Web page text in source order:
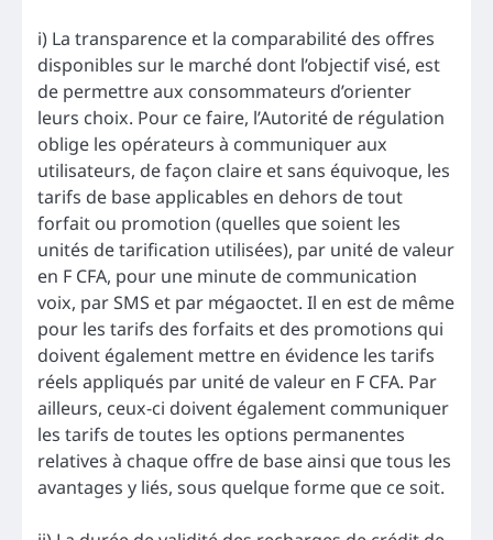
i) La transparence et la comparabilité des offres
disponibles sur le marché dont l’objectif visé, est
de permettre aux consommateurs d’orienter
leurs choix. Pour ce faire, l’Autorité de régulation
oblige les opérateurs à communiquer aux
utilisateurs, de façon claire et sans équivoque, les
tarifs de base applicables en dehors de tout
forfait ou promotion (quelles que soient les
unités de tarification utilisées), par unité de valeur
en F CFA, pour une minute de communication
voix, par SMS et par mégaoctet. Il en est de même
pour les tarifs des forfaits et des promotions qui
doivent également mettre en évidence les tarifs
réels appliqués par unité de valeur en F CFA. Par
ailleurs, ceux-ci doivent également communiquer
les tarifs de toutes les options permanentes
relatives à chaque offre de base ainsi que tous les
avantages y liés, sous quelque forme que ce soit.